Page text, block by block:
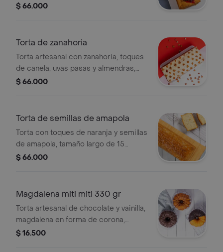
arándanos, tamaño largo de 12 a 15
$ 66.000
Torta de zanahoria
Torta artesanal con zanahoria, toques
de canela, uvas pasas y almendras,
cubierta en crema de mantequilla y
$ 66.000
Torta de semillas de amapola
Torta con toques de naranja y semillas
de amapola, tamaño largo de 15
porciones.
$ 66.000
Magdalena miti miti 330 gr
Torta artesanal de chocolate y vainilla,
magdalena en forma de corona,
tamaño de 6 a 8 porciones.
$ 16.500